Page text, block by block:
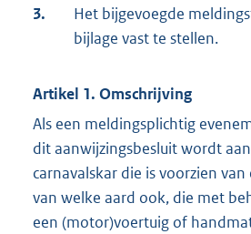
3.
Het bijgevoegde
bijlage vast te stellen.
Artikel 1. Omschrijving
Als een meldingsplichtig
dit aanwijzingsbesluit wordt
carnavalskar die is voorzien
van welke aard ook, die met
een (motor)voertuig of